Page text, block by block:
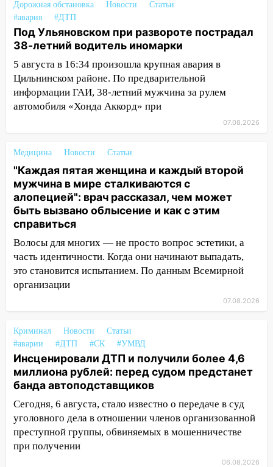
пешеходных переходах
14:40 На проспекте Гая в Ульяновске
запретили остановку автомобилей на
50-метровом участке
14:22 В Новом городе 8 августа пройдет
большой фестиваль «Наше время» с
мотофристайлом и концертом
погоды в Ульяновской области на
выходные 8-9 августа
13:30
В Ульяновске транспортные
полицейские проведут акцию «Час
пассажира»
13:20 В Ульяновске за один день
обокрали женщину на пляже и
подростка в сквере
13:01 В Димитровграде мужчина
выбросил из машины страйкбольную
12:34
На Ульяновскую область
надвигается сильнейшая непогода: град
и шквал до 27 м/с
12:31 Ульяновец хотел купить иномарку
из Европы и потерял 760 тысяч рублей
12:20 В Чердаклинском районе
столкнулись «Лада» и Chevrolet:
пострадал 14-летний подросток
Дорожная обстановка Новости
Статьи
#авария
#ДТП
Под Ульяновском при развороте пострадал
38-летний водитель иномарки
5 августа в 16:34 произошла крупная авария в
Цильнинском районе. По предварительной
информации ГАИ, 38-летний мужчина за рулем
автомобиля «Хонда Аккорд» при
07.08.2026
Медицина Новости Статьи
"Каждая пятая женщина и каждый второй
мужчина в мире сталкиваются с
алопецией": врач рассказал, чем может
быть вызвано облысение и как с этим
справиться
Волосы для многих — не просто вопрос эстетики, а
часть идентичности. Когда они начинают выпадать,
это становится испытанием. По данным Всемирной
организации
07.08.2026
Криминал Новости
Статьи
#аварии
#ДТП #СК #УМВД
Инсценировали ДТП и получили более 4,6
миллиона рублей: перед судом предстанет
банда автоподставщиков
Сегодня, 6 августа, стало известно о передаче в суд
уголовного дела в отношении членов организованной
преступной группы, обвиняемых в мошенничестве
при получении
06.08.2026